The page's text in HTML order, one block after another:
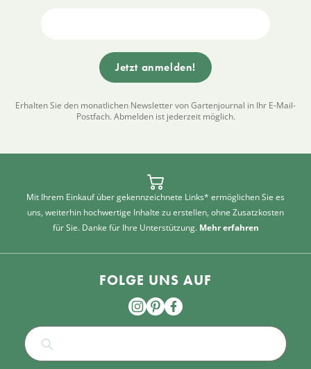
Erhalten Sie den monatlichen Newsletter von Gartenjournal in Ihr E-Mail-
Postfach. Abmelden ist jederzeit möglich.
Mit Ihrem Einkauf über gekennzeichnete Links* ermöglichen Sie es
uns, weiterhin hochwertige Inhalte zu erstellen, ohne Zusatzkosten
für Sie. Danke für Ihre Unterstützung. Mehr erfahren
FOLGE UNS AUF